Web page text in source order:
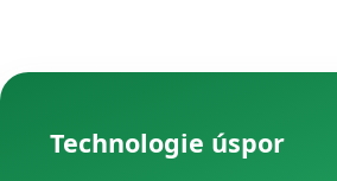
Technologie úspor